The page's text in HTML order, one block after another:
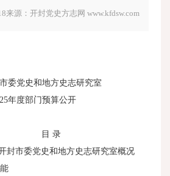
来源：开封党史方志网 www.kfdsw.com
委党史和地方史志研究室
年度部门预算公开
目 录
封市委党史和地方史志研究室概况